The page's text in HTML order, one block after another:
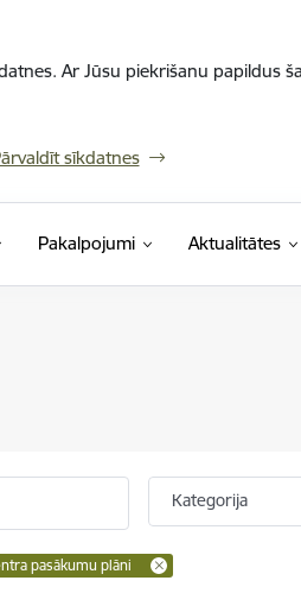
Ar Jūsu piekrišanu papildus
sīkdatnes
Pakalpojumi Aktualitātes
Kategorija
pasākumu plāni